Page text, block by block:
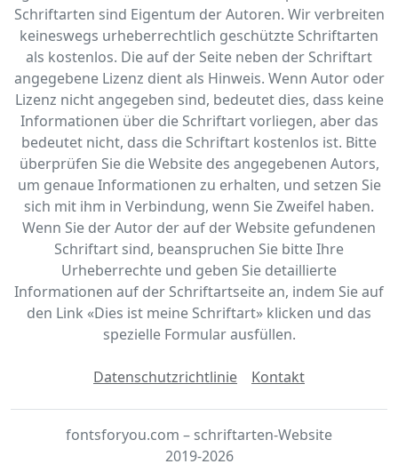
Schriftarten sind Eigentum der Autoren. Wir verbreiten
keineswegs urheberrechtlich geschützte Schriftarten
als kostenlos. Die auf der Seite neben der Schriftart
angegebene Lizenz dient als Hinweis. Wenn Autor oder
Lizenz nicht angegeben sind, bedeutet dies, dass keine
Informationen über die Schriftart vorliegen, aber das
bedeutet nicht, dass die Schriftart kostenlos ist. Bitte
überprüfen Sie die Website des angegebenen Autors,
um genaue Informationen zu erhalten, und setzen Sie
sich mit ihm in Verbindung, wenn Sie Zweifel haben.
Wenn Sie der Autor der auf der Website gefundenen
Schriftart sind, beanspruchen Sie bitte Ihre
Urheberrechte und geben Sie detaillierte
Informationen auf der Schriftartseite an, indem Sie auf
den Link «‎Dies ist meine Schriftart» klicken und das
spezielle Formular ausfüllen.
Datenschutzrichtlinie Kontakt
fontsforyou.com – schriftarten-Website
2019-2026